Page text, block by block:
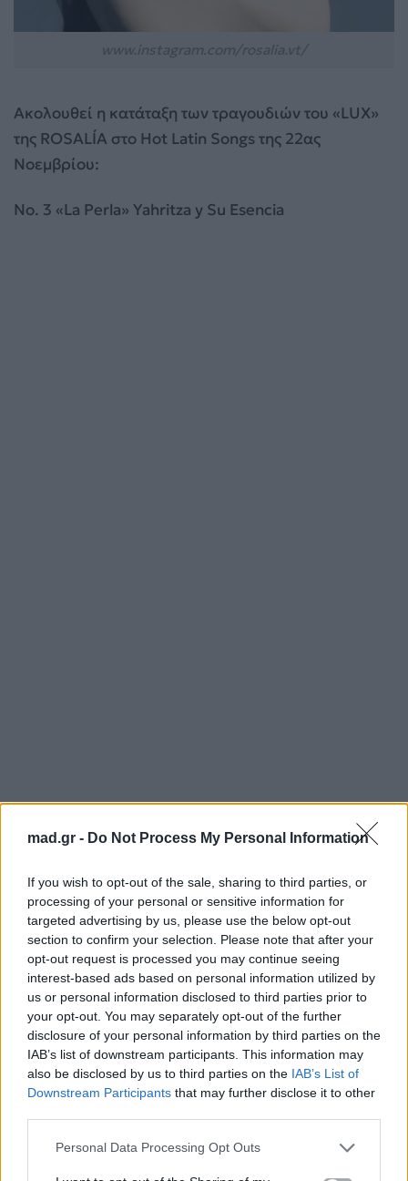
mad.gr - Do Not Process My Personal Information
If you wish to opt-out of the sale, sharing to third parties, or
processing of your personal or sensitive information for
targeted advertising by us, please use the below opt-out
section to confirm your selection. Please note that after your
opt-out request is processed you may continue seeing
interest-based ads based on personal information utilized by
us or personal information disclosed to third parties prior to
your opt-out. You may separately opt-out of the further
disclosure of your personal information by third parties on the
IAB’s list of downstream participants. This information may
also be disclosed by us to third parties on the IAB’s List of
Downstream Participants that may further disclose it to other
Personal Data Processing Opt Outs
Ακολουθεί η κατάταξη των τραγουδιών του «LUX»
της ROSALÍA στο Hot Latin Songs της 22ας
Νοεμβρίου:
No. 3 «La Perla» Yahritza y Su Esencia
No. 10 «Reliquia»
No. 13 «Sexo, Violencia y Llantas»
No. 15 «Porcelana»
No. 17 «Dios Es Un Stalker»